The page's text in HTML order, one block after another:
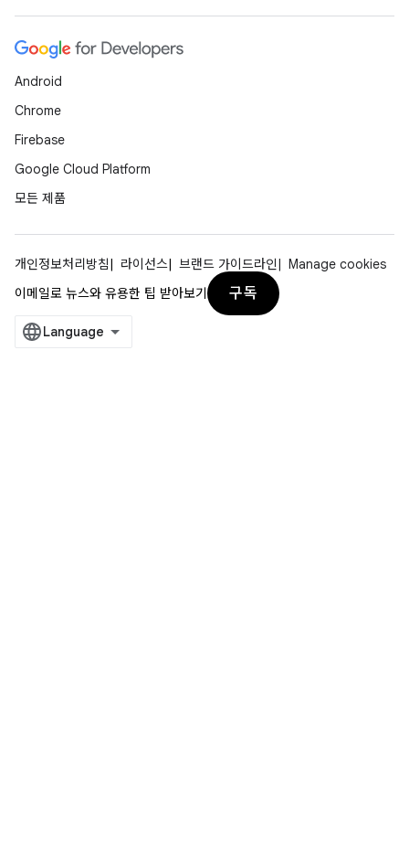
Android
Chrome
Firebase
Google Cloud Platform
모든 제품
개인정보처리방침 라이선스 브랜드 가이드라인
Manage cookies
이메일로 뉴스와 유용한 팁 받아보기
구독